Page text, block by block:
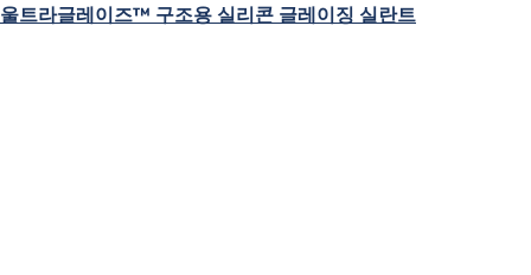
울트라글레이즈™ 구조용 실리콘 글레이징 실란트